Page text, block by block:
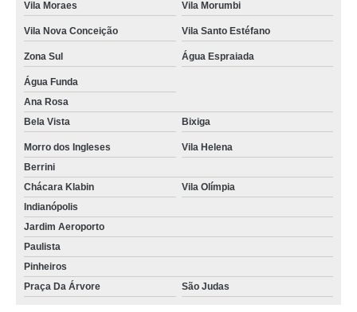
Vila Moraes Vila Morumbi
Vila Nova Conceição Vila Santo Estéfano
Zona Sul Água Espraiada
Água Funda
Ana Rosa
Bela Vista
Bixiga
Morro dos Ingleses
Vila Helena
Berrini
Chácara Klabin
Vila Olímpia
Indianópolis
Jardim Aeroporto
Paulista
Pinheiros
Praça Da Árvore
São Judas